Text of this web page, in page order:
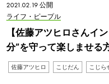
2021.02.19 公開
ライフ・ピープル
【佐藤アツヒロさんイ
分”を守って楽しませる
佐藤アツヒロ こじだん こじら